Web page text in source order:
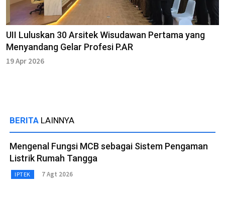
UII Luluskan 30 Arsitek Wisudawan Pertama yang
Menyandang Gelar Profesi P.AR
19 Apr 2026
BERITA LAINNYA
Mengenal Fungsi MCB sebagai Sistem Pengaman
Listrik Rumah Tangga
IPTEK 7 Agt 2026